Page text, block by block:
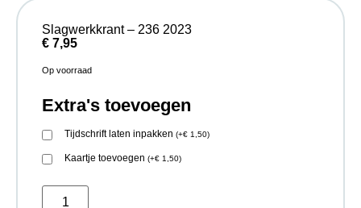
Slagwerkkrant – 236 2023
€ 7,95
Op voorraad
Extra's toevoegen
Tijdschrift laten inpakken (+€ 1,50)
Kaartje toevoegen (+€ 1,50)